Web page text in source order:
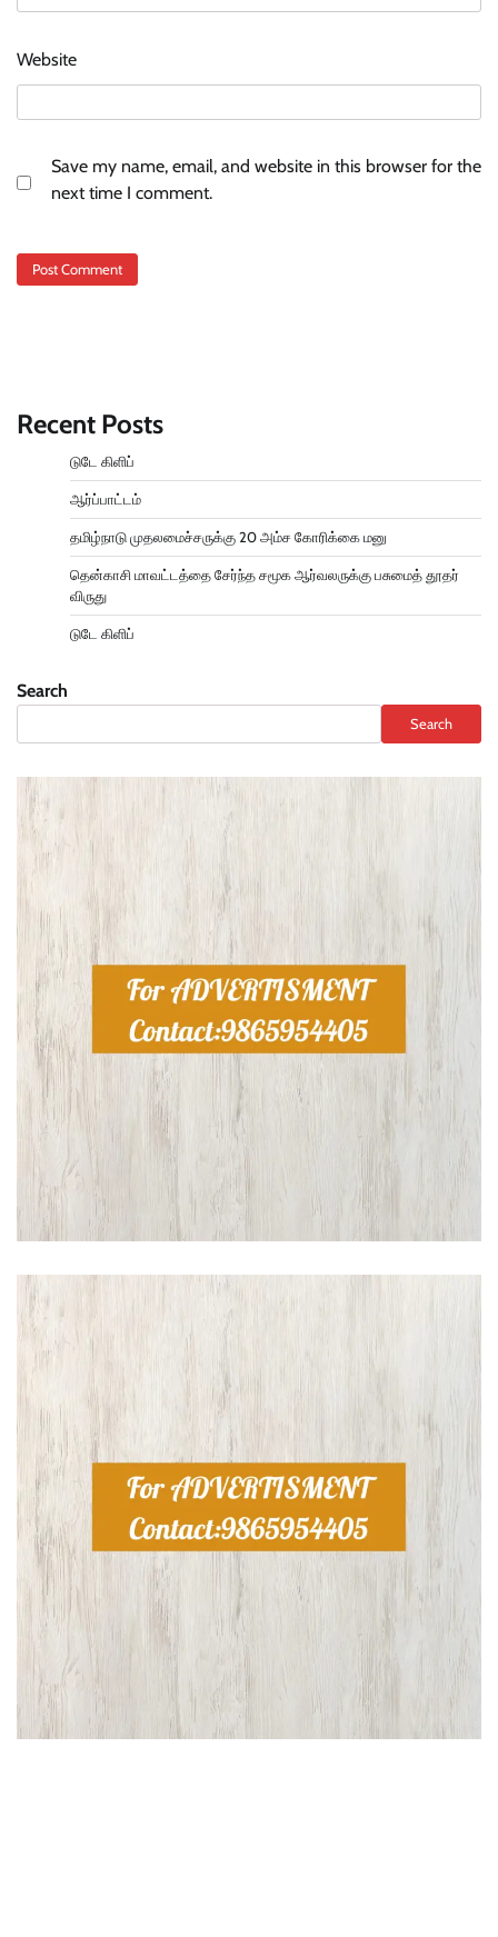
Website
Save my name, email, and website in this browser for the
next time I comment.
Recent Posts
டுடே கிளிப்
ஆர்ப்பாட்டம்
தமிழ்நாடு முதலமைச்சருக்கு 20 அம்ச கோரிக்கை மனு
தென்காசி மாவட்டத்தை சேர்ந்த சமூக ஆர்வலருக்கு பசுமைத் தூதர்
விருது
டுடே கிளிப்
Search
Search